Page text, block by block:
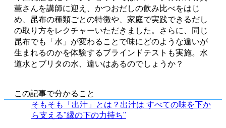
薫さんを講師に迎え、かつおだしの飲み比べをはじ
め、昆布の種類ごとの特徴や、家庭で実践できるだし
の取り方をレクチャーいただきました。さらに、同じ
昆布でも「水」が変わることで味にどのような違いが
生まれるのかを体験するブラインドテストも実施。水
道水とブリタの水、違いはあるのでしょうか？
この記事で分かること
そもそも「出汁」とは？出汁は すべての味を下か
ら支える"縁の下の力持ち"